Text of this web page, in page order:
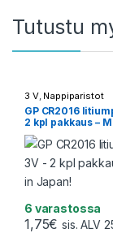
Tutustu
3 V, Nappiparistot
GP CR2016
2 kpl pakkaus –
Japan!
6 varastossa
1,75€ sis. ALV